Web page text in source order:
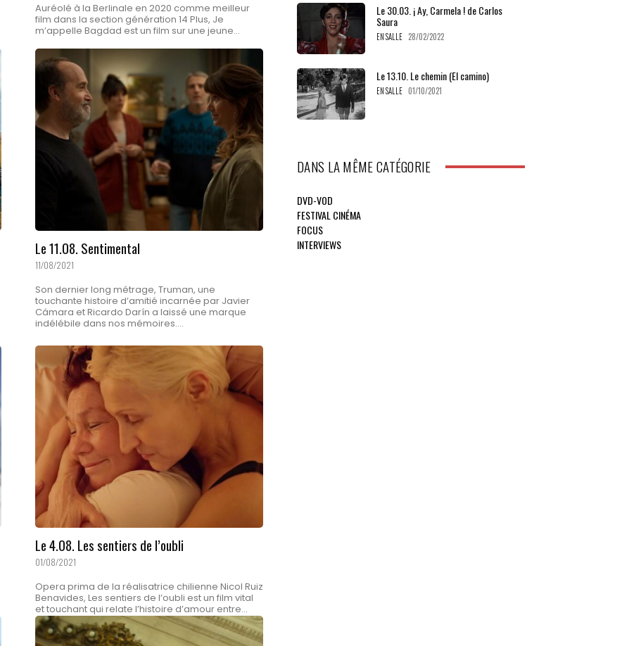
Auréolé à la Berlinale en 2020 comme meilleur
film dans la section génération 14 Plus, Je
m’appelle Bagdad est un film sur une jeune...
Le 11.08. Sentimental
11/08/2021
Son dernier long métrage, Truman, une
touchante histoire d’amitié incarnée par Javier
Cámara et Ricardo Darín a laissé une marque
indélébile dans nos mémoires....
Le 4.08. Les sentiers de l’oubli
01/08/2021
Opera prima de la réalisatrice chilienne Nicol Ruiz
Benavides, Les sentiers de l’oubli est un film vital
et touchant qui relate l’histoire d’amour entre...
Le 30.03. ¡ Ay, Carmela ! de Carlos
Saura
EN SALLE 28/02/2022
Le 13.10. Le chemin (El camino)
EN SALLE 01/10/2021
DANS LA MÊME CATÉGORIE
DVD-VOD
FESTIVAL CINÉMA
FOCUS
INTERVIEWS